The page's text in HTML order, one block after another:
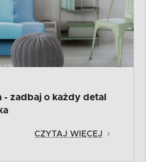
- zadbaj o każdy detal
CZYTAJ WIĘCEJ